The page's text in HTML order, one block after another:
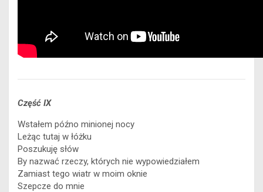
Część IX
Wstałem późno minionej nocy
Leżąc tutaj w łóżku
Poszukuję słów
By nazwać rzeczy, których nie wypowiedziałem
Zamiast tego wiatr w moim oknie
Szepcze do mnie